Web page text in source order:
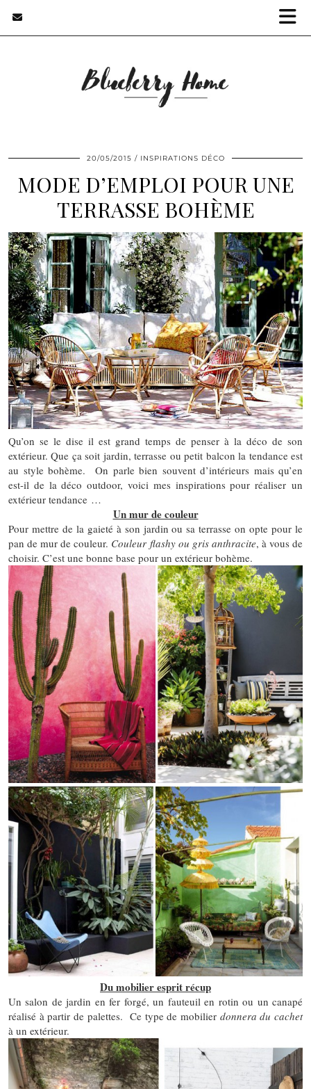
20/05/2015 INSPIRATIONS DÉCO
MODE D’EMPLOI POUR UNE
TERRASSE BOHÈME
Qu’on se le dise il est grand temps de penser à la déco de son
extérieur. Que ça soit jardin, terrasse ou petit balcon la tendance est
au style bohème. On parle bien souvent d’intérieurs mais qu’en
est-il de la déco outdoor, voici mes inspirations pour réaliser un
extérieur tendance …
Un mur de couleur
Pour mettre de la gaieté à son jardin ou sa terrasse on opte pour le
pan de mur de couleur. Couleur flashy ou gris anthracite, à vous de
choisir. C’est une bonne base pour un extérieur bohème.
Du mobilier esprit récup
Un salon de jardin en fer forgé, un fauteuil en rotin ou un canapé
réalisé à partir de palettes. Ce type de mobilier donnera du cachet
à un extérieur.